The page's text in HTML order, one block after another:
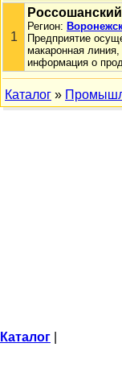
1
Регион:
Предприятие
макаронная
информация о
Каталог »
Каталог